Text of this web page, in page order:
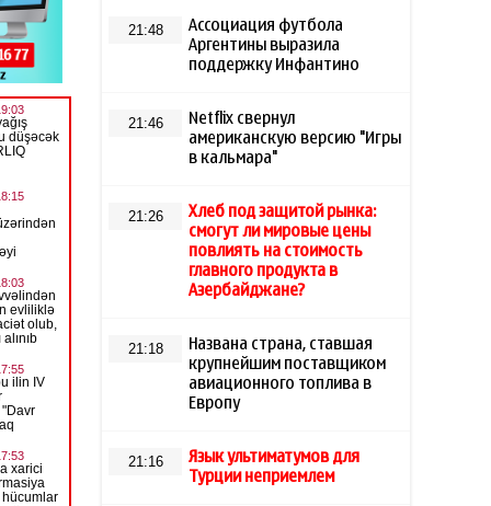
21:48
Ассоциация футбола
Аргентины выразила
поддержку Инфантино
21:46
Netflix свернул
американскую версию "Игры
в кальмара"
21:26
Хлеб под защитой рынка:
смогут ли мировые цены
повлиять на стоимость
главного продукта в
Азербайджане?
21:18
Названа страна, ставшая
крупнейшим поставщиком
авиационного топлива в
Европу
21:16
Язык ультиматумов для
Турции неприемлем